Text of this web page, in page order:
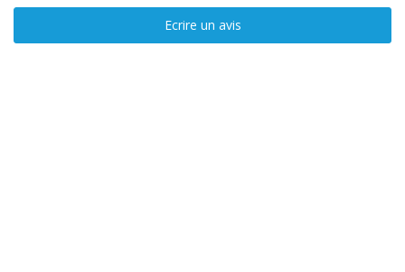
Ecrire un avis